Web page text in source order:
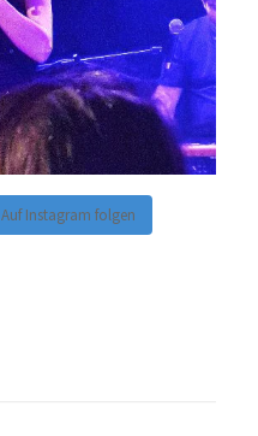
Auf Instagram folgen